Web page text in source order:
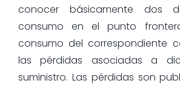
conocer básicamente dos
consumo en el punto
consumo del correspondiente
las pérdidas asociadas a
suministro. Las pérdidas son